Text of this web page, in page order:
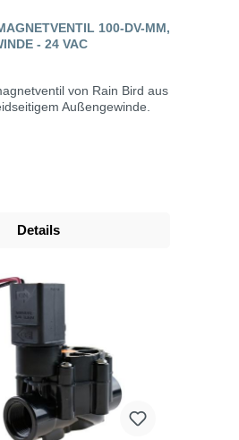
100-DV-MM,
- 24 VAC
von Rain Bird aus
Außengewinde.
Details